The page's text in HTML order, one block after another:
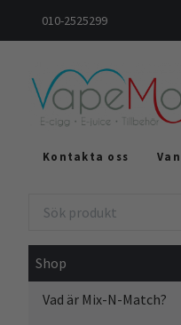
010-2525299
Kontakta oss
Shop
Vad är Mix-N-Match?